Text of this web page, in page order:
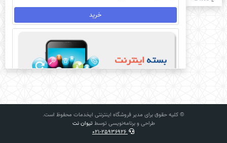
خرید
© کلیه حقوق برای مدیر فروشگاه اینترنتی ایخدمات محفوظ است.
طراحی و برنامه‌نویسی توسط تیوان نت
021-25936926